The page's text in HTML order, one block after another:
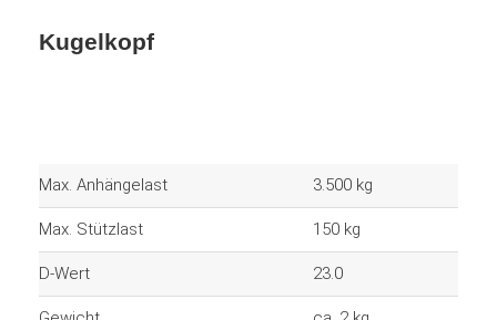
Kugelkopf
Max. Anhängelast 3.500 kg
Max. Stützlast 150 kg
D-Wert 23.0